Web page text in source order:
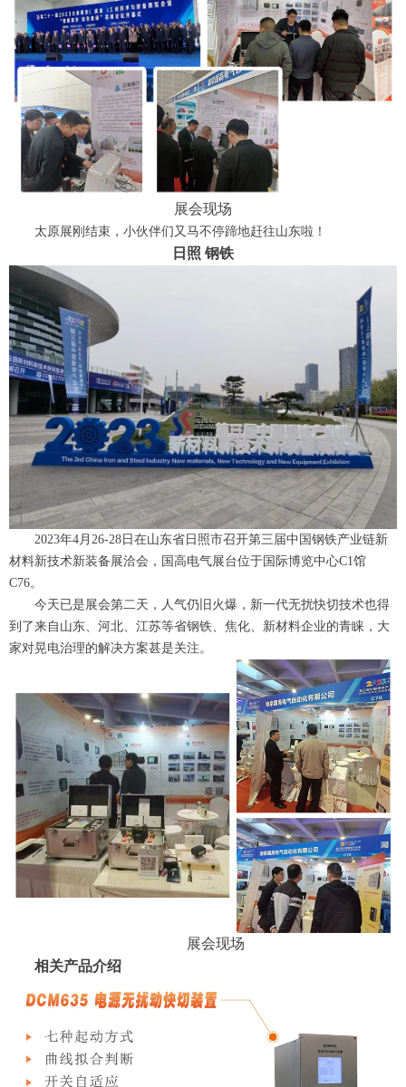
展会现场
太原展刚结束，小伙伴们又马不停蹄地赶往山东啦！
日照 钢铁
2023年4月26-28日在山东省日照市召开第三届中国钢铁产业链新
材料新技术新装备展洽会，国高电气展台位于国际博览中心C1馆
C76。
今天已是展会第二天，人气仍旧火爆，新一代无扰快切技术也得
到了来自山东、河北、江苏等省钢铁、焦化、新材料企业的青睐，大
家对晃电治理的解决方案甚是关注。
展会现场
相关产品介绍